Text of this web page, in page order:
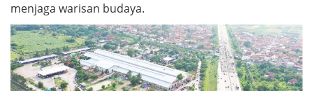
menjaga warisan budaya.